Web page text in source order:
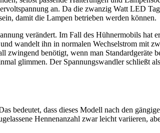
an. Da die zwanzig Watt LED
damit die Lampen betrieben werden können.
verändert. Im Fall des Hühnermobils hat
wandelt ihn in normalen Wechselstrom mit
zwingend benötigt, wenn man Standardgeräte
glimmen. Der Spannungswandler schließt
bedeutet, dass dieses Modell nach den
Hennenanzahl zwar leicht variieren,